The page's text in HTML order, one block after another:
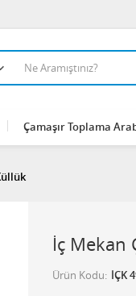
Çamaşır Toplama
İç Mekan
Ürün Kodu İÇK